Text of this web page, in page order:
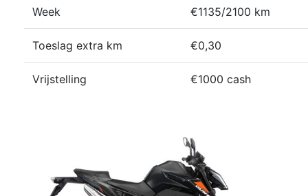
Week €1135/2100 km
Toeslag extra km €0,30
Vrijstelling €1000 cash